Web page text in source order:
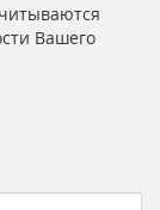
Вашего